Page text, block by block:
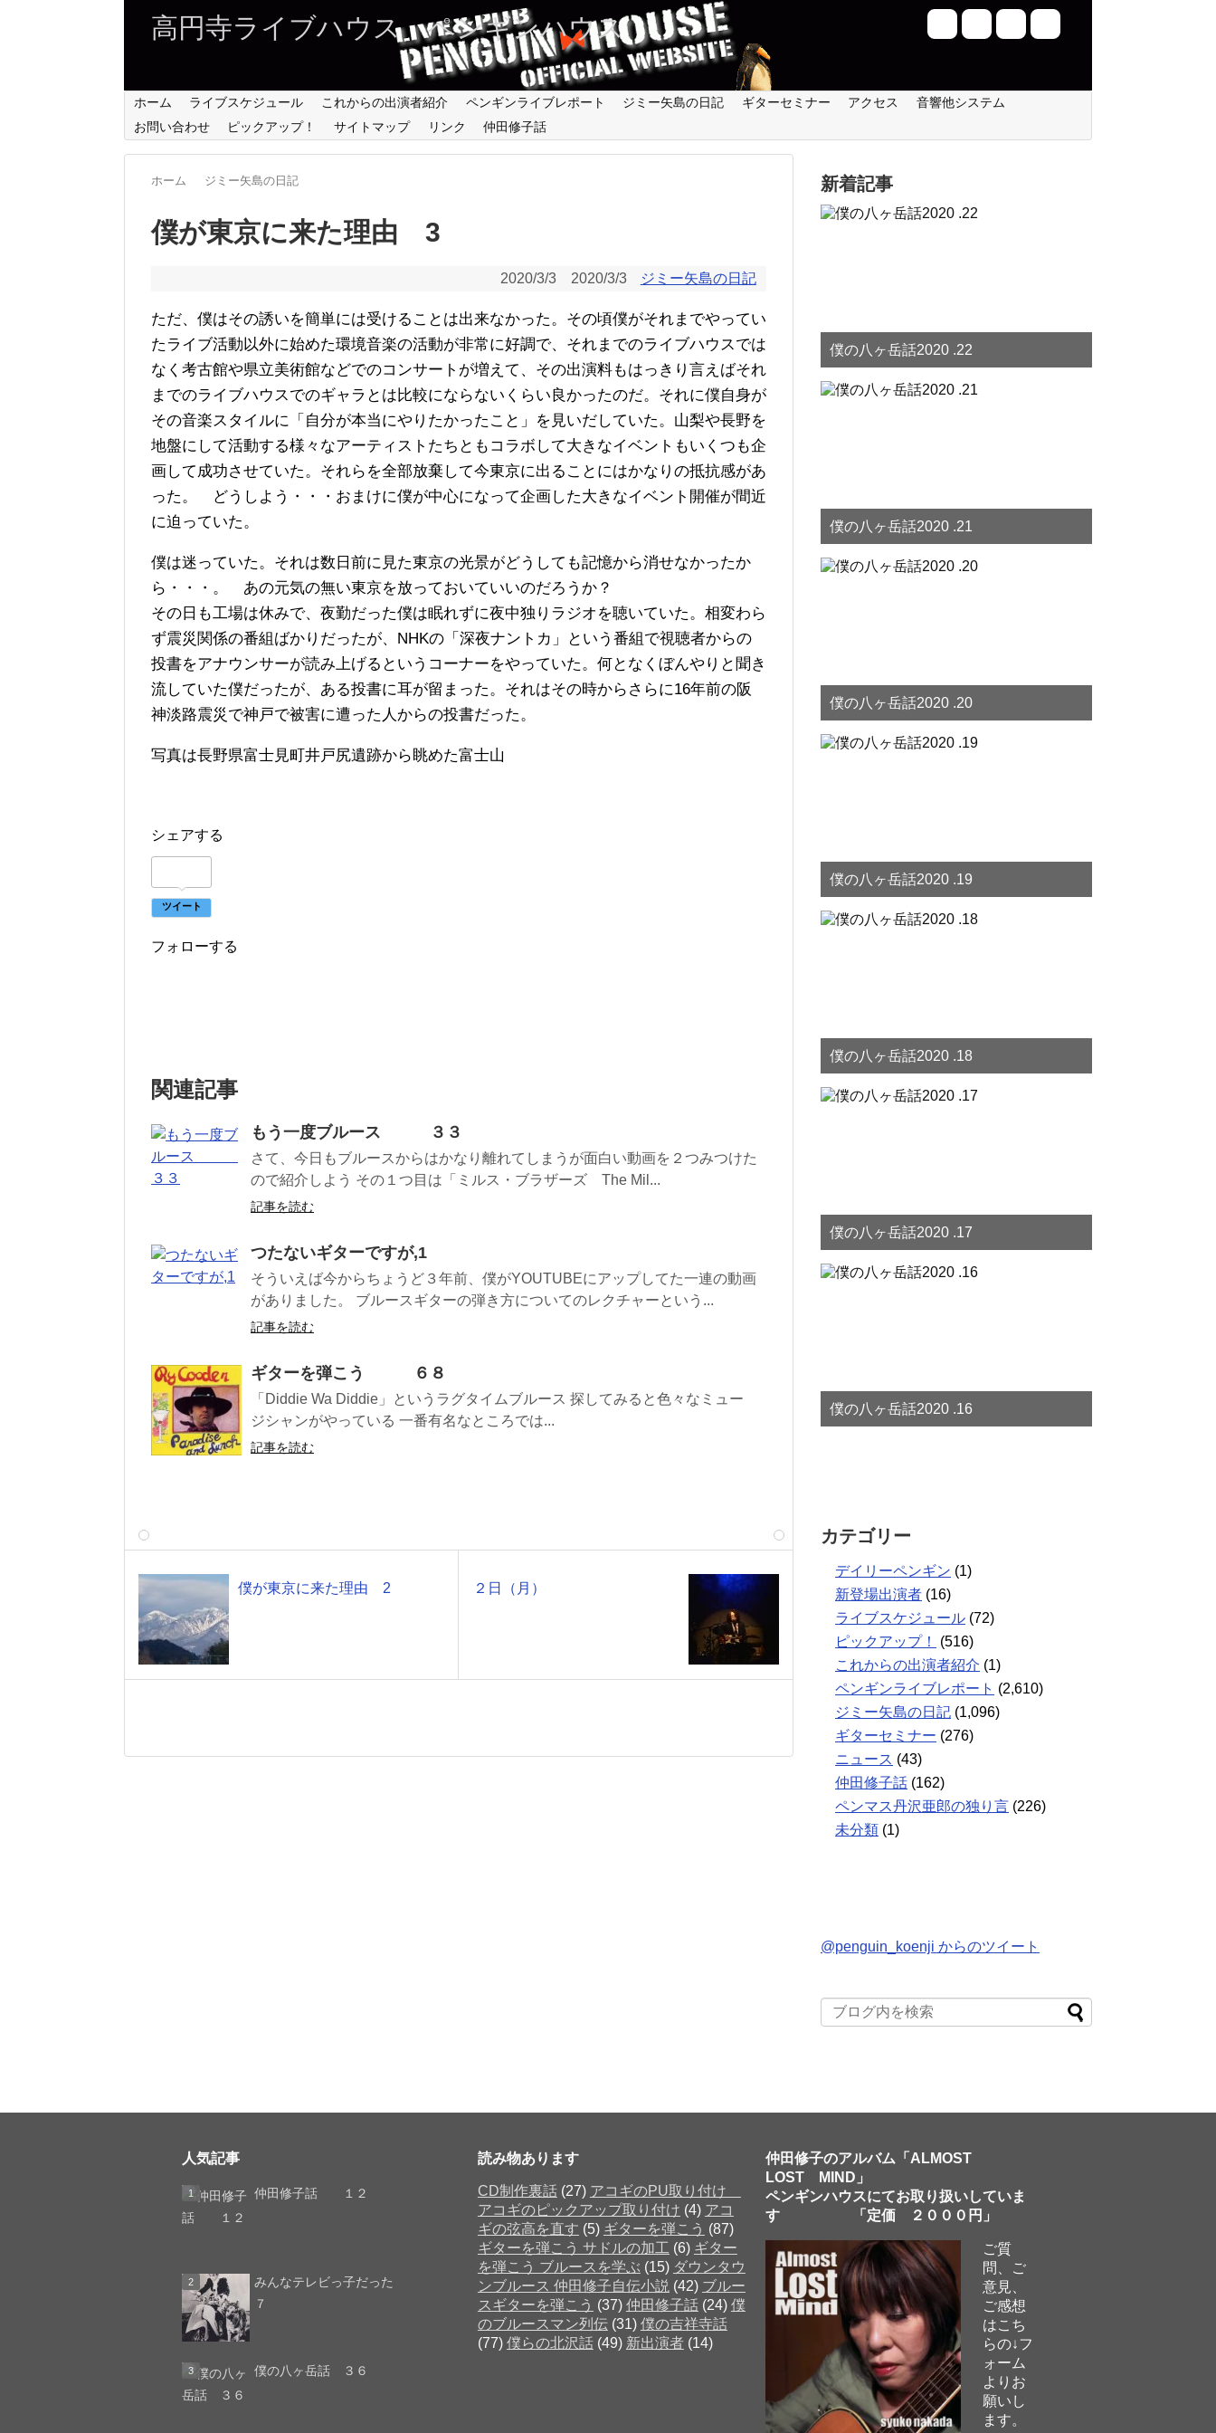
高円寺ライブハウス ペンギンハウス
ホーム ライブスケジュール これからの出演者紹介 ペンギンライブレポート ジミー矢島の日記 ギターセミナー アクセス
音響他システム
お問い合わせ
ピックアップ！ サイトマップ リンク 仲田修子話
ホーム ジミー矢島の日記
僕が東京に来た理由 3
2020/3/3 2020/3/3 ジミー矢島の日記
ただ、僕はその誘いを簡単には受けることは出来なかった。その頃僕がそれまでやってい
たライブ活動以外に始めた環境音楽の活動が非常に好調で、それまでのライブハウスでは
なく考古館や県立美術館などでのコンサートが増えて、その出演料もはっきり言えばそれ
までのライブハウスでのギャラとは比較にならないくらい良かったのだ。それに僕自身が
その音楽スタイルに「自分が本当にやりたかったこと」を見いだしていた。山梨や長野を
地盤にして活動する様々なアーティストたちともコラボして大きなイベントもいくつも企
画して成功させていた。それらを全部放棄して今東京に出ることにはかなりの抵抗感があ
った。 どうしよう・・・おまけに僕が中心になって企画した大きなイベント開催が間近
に迫っていた。
僕は迷っていた。それは数日前に見た東京の光景がどうしても記憶から消せなかったか
ら・・・。 あの元気の無い東京を放っておいていいのだろうか？
その日も工場は休みで、夜勤だった僕は眠れずに夜中独りラジオを聴いていた。相変わら
ず震災関係の番組ばかりだったが、NHKの「深夜ナントカ」という番組で視聴者からの
投書をアナウンサーが読み上げるというコーナーをやっていた。何となくぼんやりと聞き
流していた僕だったが、ある投書に耳が留まった。それはその時からさらに16年前の阪
神淡路震災で神戸で被害に遭った人からの投書だった。
写真は長野県富士見町井戸尻遺跡から眺めた富士山
シェアする
ツイート
フォローする
関連記事
もう一度ブルース ３３
さて、今日もブルースからはかなり離れてしまうが面白い動画を２つみつけた
ので紹介しよう その１つ目は「ミルス・ブラザーズ The Mil...
記事を読む
つたないギターですが,1
そういえば今からちょうど３年前、僕がYOUTUBEにアップしてた一連の動画
がありました。 ブルースギターの弾き方についてのレクチャーという...
記事を読む
ギターを弾こう ６８
「Diddie Wa Diddie」というラグタイムブルース 探してみると色々なミュー
ジシャンがやっている 一番有名なところでは...
記事を読む
僕が東京に来た理由 2 ２日（月）
新着記事
僕の八ヶ岳話2020 .22
僕の八ヶ岳話2020 .21
僕の八ヶ岳話2020 .20
僕の八ヶ岳話2020 .19
僕の八ヶ岳話2020 .18
僕の八ヶ岳話2020 .17
僕の八ヶ岳話2020 .16
カテゴリー
デイリーペンギン (1)
新登場出演者 (16)
ライブスケジュール (72)
ピックアップ！
(516)
これからの出演者紹介 (1)
ペンギンライブレポート (2,610)
ジミー矢島の日記 (1,096)
ギターセミナー (276)
ニュース (43)
仲田修子話 (162)
ペンマス丹沢亜郎の独り言 (226)
未分類 (1)
@penguin_koenji からのツイート
人気記事
仲田修子話 １２
みんなテレビっ子だった
７
僕の八ヶ岳話 ３６
読み物あります
CD制作裏話(27) アコギのPU取り付け
アコギのピックアップ取り付け (4) アコ
ギの弦高を直す (5) ギターを弾こう (87)
ギターを弾こう サドルの加工 (6) ギター
を弾こう ブルースを学ぶ (15) ダウンタウ
ンブルース 仲田修子自伝小説 (42) ブルー
スギターを弾こう (37) 仲田修子話(24) 僕
のブルースマン列伝(31) 僕の吉祥寺話
(77) 僕らの北沢話(49) 新出演者(14)
仲田修子のアルバム「ALMOST
LOST MIND」
ペンギンハウスにてお取り扱いしていま
す 「定価 ２０００円」
ご質
問、ご
意見、
ご感想
はこち
らの↓フ
ォーム
よりお
願いし
ます。